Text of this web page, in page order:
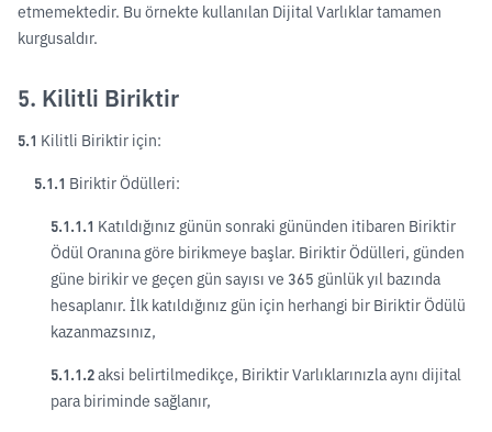
etmemektedir. Bu örnekte kullanılan Dijital Varlıklar tamamen
kurgusaldır.
5. Kilitli Biriktir
5.1 Kilitli Biriktir için:
5.1.1 Biriktir Ödülleri:
5.1.1.1 Katıldığınız günün sonraki gününden itibaren Biriktir
Ödül Oranına göre birikmeye başlar. Biriktir Ödülleri, günden
güne birikir ve geçen gün sayısı ve 365 günlük yıl bazında
hesaplanır. İlk katıldığınız gün için herhangi bir Biriktir Ödülü
kazanmazsınız,
5.1.1.2aksi belirtilmedikçe, Biriktir Varlıklarınızla aynı dijital
para biriminde sağlanır,